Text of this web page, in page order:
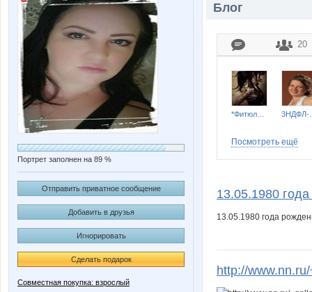
Портрет заполнен на 89 %
Отправить приватное сообщение
Добавить в друзья
Игнорировать
Сделать подарок
Совместная покупка: взрослый
Блог
20
Посмотреть ещё
13.05.1980
13.05.1980 года
http://